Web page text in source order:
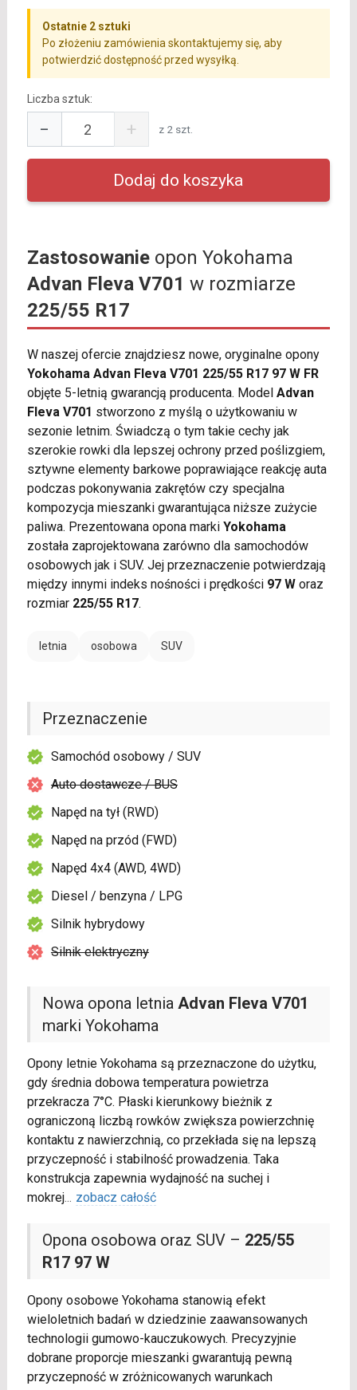
Ostatnie 2 sztuki
Po złożeniu zamówienia skontaktujemy się, aby
potwierdzić dostępność przed wysyłką.
Liczba sztuk:
− + z 2 szt.
Zastosowanieopon Yokohama
Advan Fleva V701 w rozmiarze
225/55 R17
W naszej ofercie znajdziesz nowe, oryginalne opony
Yokohama Advan Fleva V701 225/55 R17 97 W FR
objęte 5-letnią gwarancją producenta. Model Advan
Fleva V701 stworzono z myślą o użytkowaniu w
sezonie letnim. Świadczą o tym takie cechy jak
szerokie rowki dla lepszej ochrony przed poślizgiem,
sztywne elementy barkowe poprawiające reakcję auta
podczas pokonywania zakrętów czy specjalna
kompozycja mieszanki gwarantująca niższe zużycie
paliwa. Prezentowana opona marki Yokohama
została zaprojektowana zarówno dla samochodów
osobowych jak i SUV. Jej przeznaczenie potwierdzają
między innymi indeks nośności i prędkości 97 Woraz
rozmiar 225/55 R17.
letnia osobowa SUV
Nowa opona letnia Advan Fleva V701
marki Yokohama
Opony letnie Yokohama są przeznaczone do użytku,
gdy średnia dobowa temperatura powietrza
przekracza 7°C. Płaski kierunkowy bieżnik z
ograniczoną liczbą rowków zwiększa powierzchnię
kontaktu z nawierzchnią, co przekłada się na lepszą
przyczepność i stabilność prowadzenia. Taka
konstrukcja zapewnia wydajność na suchej i
mokrej... zobacz całość
Opona osobowa oraz SUV – 225/55
R17 97 W
Opony osobowe Yokohama stanowią efekt
wieloletnich badań w dziedzinie zaawansowanych
technologii gumowo-kauczukowych. Precyzyjnie
dobrane proporcje mieszanki gwarantują pewną
przyczepność w zróżnicowanych warunkach
Przeznaczenie
Samochód osobowy / SUV
Auto dostawcze / BUS
Napęd na tył (RWD)
Napęd na przód (FWD)
Napęd 4x4 (AWD, 4WD)
Diesel / benzyna / LPG
Silnik hybrydowy
Silnik elektryczny